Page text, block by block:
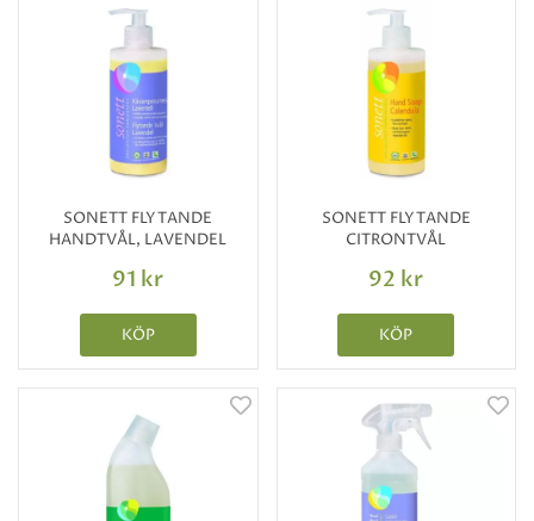
SONETT FLYTANDE
HANDTVÅL, LAVENDEL
91 kr
KÖP
SONETT FLYTANDE
CITRONTVÅL
92 kr
KÖP